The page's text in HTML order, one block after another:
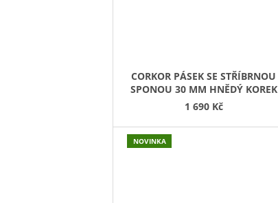
CORKOR PÁSEK SE STŘÍBRNOU
SPONOU 30 MM HNĚDÝ KOREK
1 690 Kč
NOVINKA